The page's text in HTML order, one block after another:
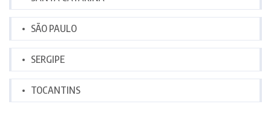
SÃO PAULO
SERGIPE
TOCANTINS